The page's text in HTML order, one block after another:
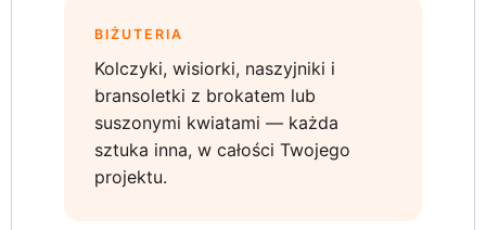
BIŻUTERIA
Kolczyki, wisiorki, naszyjniki i
bransoletki z brokatem lub
suszonymi kwiatami — każda
sztuka inna, w całości Twojego
projektu.